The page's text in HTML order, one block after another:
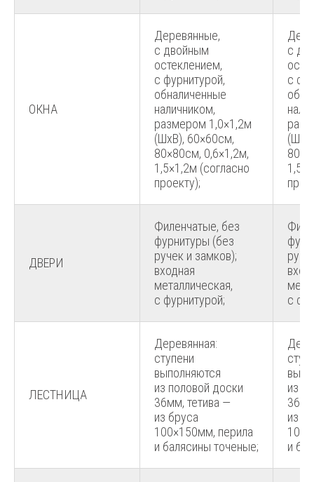
ОКНА
Деревянные,
с двойным
остеклением,
с фурнитурой,
обналиченные
наличником,
размером 1,0×1,2м
(ШхВ), 60×60см,
80×80см, 0,6×1,2м,
1,5×1,2м (согласно
проекту);
с
с
ДВЕРИ
Филенчатые, без
фурнитуры (без
ручек и замков);
входная
металлическая,
с фурнитурой;
с
ЛЕСТНИЦА
Деревянная:
ступени
выполняются
из половой доски
36мм, тетива —
из бруса
100×150мм, перила
и балясины точеные;
из
из
и